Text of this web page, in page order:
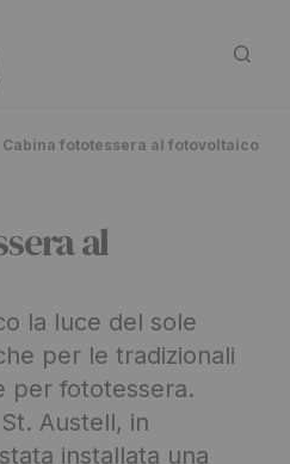
Cabina fototessera al fotovoltaico
al
la luce del sole
per le tradizionali
per fototessera.
Austell, in
installata una